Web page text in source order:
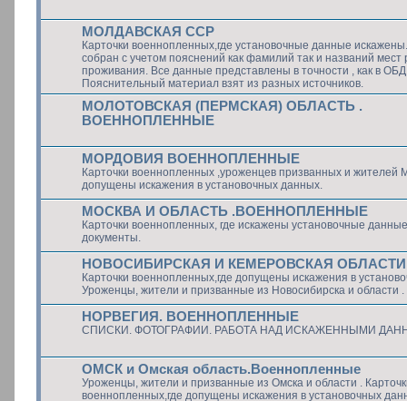
МОЛДАВСКАЯ ССР
Карточки военнопленных,где установочные данные
собран с учетом пояснений как фамилий так и названий мест
проживания. Все данные представлены в точности , как в
Пояснительный материал взят из разных источников.
МОЛОТОВСКАЯ (ПЕРМСКАЯ) ОБЛАСТЬ .
ВОЕННОПЛЕННЫЕ
МОРДОВИЯ ВОЕННОПЛЕННЫЕ
Карточки военнопленных ,уроженцев призванных и жителей
допущены искажения в установочных данных.
МОСКВА И ОБЛАСТЬ .ВОЕННОПЛЕННЫЕ
Карточки военнопленных, где искажены установочные
документы.
НОВОСИБИРСКАЯ И КЕМЕРОВСКАЯ ОБЛАСТИ
Карточки военнопленных,где допущены искажения в
Уроженцы, жители и призванные из Новосибирска и области .
НОРВЕГИЯ. ВОЕННОПЛЕННЫЕ
СПИСКИ. ФОТОГРАФИИ. РАБОТА НАД ИСКАЖЕННЫМИ
ОМСК и Омская область.Военнопленные
Уроженцы, жители и призванные из Омска и области .
военнопленных,где допущены искажения в установочных